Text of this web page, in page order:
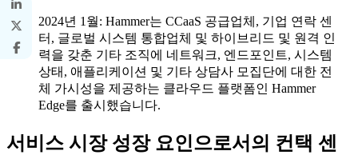
2024년 1월: Hammer는 CCaaS 공급업체, 기업 연락 센
터, 글로벌 시스템 통합업체 및 하이브리드 및 원격 인
력을 갖춘 기타 조직에 네트워크, 엔드포인트, 시스템
상태, 애플리케이션 및 기타 상담사 모집단에 대한 전
체 가시성을 제공하는 클라우드 플랫폼인 Hammer
Edge를 출시했습니다.
서비스 시장 성장 요인으로서의 컨택 센